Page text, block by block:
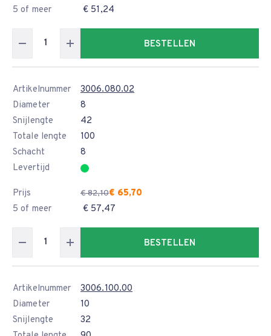
5 of meer
€ 51,24
BESTELLEN
Artikelnummer
3006.080.02
Diameter
8
Snijlengte
42
Totale lengte
100
Schacht
8
Levertijd
Prijs € 82,10€ 65,70
5 of meer
€ 57,47
BESTELLEN
Artikelnummer
3006.100.00
Diameter
10
Snijlengte
32